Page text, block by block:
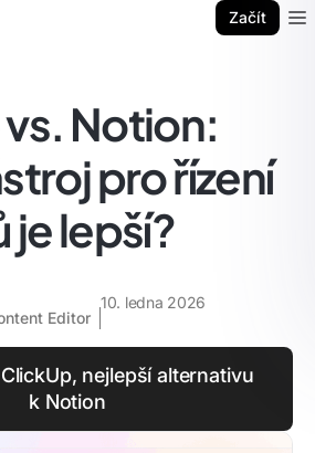
Začít
Notion:
pro řízení
lepší?
Editor
10. ledna 2026
nejlepší alternativu
k Notion